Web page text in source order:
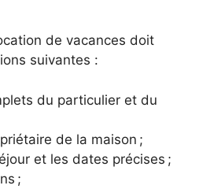
de vacances doit
suivantes :
du particulier et du
de la maison ;
et les dates précises ;
;